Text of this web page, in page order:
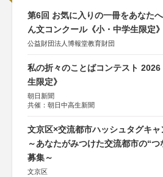
第6回 お気に入りの一冊をあなた
ん文コンクール《小・中学生限定》
公益財団法人博報堂教育財団
私の折々のことばコンテスト 2026
生限定》
朝日新聞
共催：朝日中高生新聞
文京区×交流都市ハッシュタグキャ
～あなたがみつけた交流都市の“つ
募集～
文京区